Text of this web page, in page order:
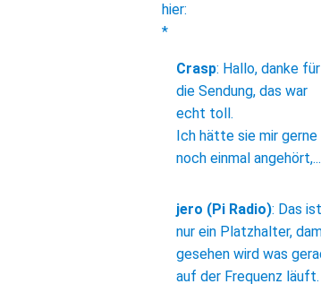
hier:
*
Crasp: Hallo, danke für
die Sendung, das war
echt toll.
Ich hätte sie mir gerne
noch einmal angehört,...
jero (Pi Radio): Das ist
nur ein Platzhalter,
gesehen wird was
auf der Frequenz läuft.